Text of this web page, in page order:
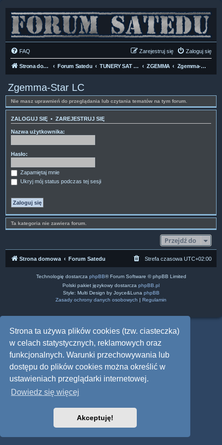
Strona ta używa plików cookies (tzw. ciasteczka)
w celach statystycznych, reklamowych oraz
funkcjonalnych. Warunki przechowywania lub
dostępu do plików cookies można określić w
ustawieniach przeglądarki internetowej.
Dowiedz się więcej
Akceptuję!
FAQ Zaloguj się
Zarejestruj się
Strona domowa Forum Satedu TUNERY SAT HD-LINUX ZGEMMA Zgemma-Star LC
Zgemma-Star LC
Nie masz uprawnień do przeglądania lub czytania tematów na tym forum.
ZALOGUJ SIĘ • ZAREJESTRUJ SIĘ
Nazwa użytkownika:
Hasło:
Zapamiętaj mnie
Ukryj mój status podczas tej sesji
Ta kategoria nie zawiera forum.
Przejdź do
Strona domowa Forum Satedu Strefa czasowa UTC+02:00
Technologię dostarcza phpBB® Forum Software © phpBB Limited
Polski pakiet językowy dostarcza phpBB.pl
Style: Multi Design by Joyce&Luna phpBB
Zasady ochrony danych osobowych | Regulamin